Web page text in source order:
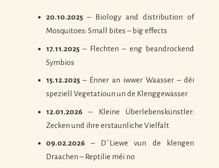
20.10.2025– Biology and distribution of
Mosquitoes: Small bites – big effects
17.11.2025– Flechten – eng beandrockend
Symbios
15.12.2025– Ënner an iwwer Waasser – déi
speziell Vegetatioun un de Klenggewässer
12.01.2026 – Kleine Überlebenskünstler:
Zecken und ihre erstaunliche Vielfalt
09.02.2026 – D´Liewe vun de klengen
Draachen – Reptilie méi no